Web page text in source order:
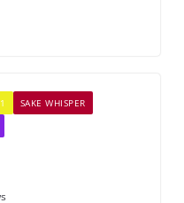
SAKE WHISPER